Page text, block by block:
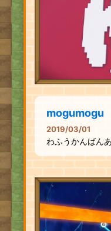
mogumogu
2019/03/01
わふうかんばん